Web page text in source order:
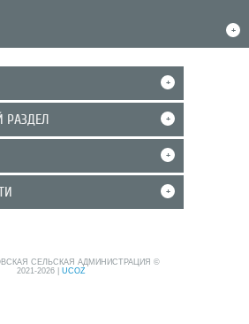
+
+
РАЗДЕЛ +
+
+
СЕЛЬСКАЯ АДМИНИСТРАЦИЯ ©
2021-2026
UCOZ